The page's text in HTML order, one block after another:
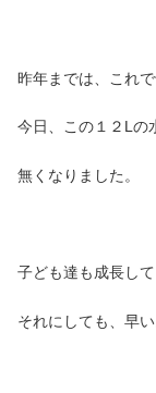
昨年までは、これ
今日、この１２Lの
無くなりました。
子ども達も成長し
それにしても、早い